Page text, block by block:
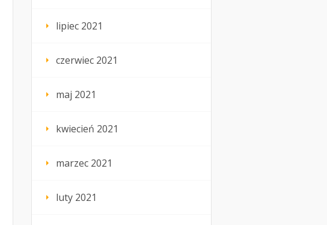
lipiec 2021
czerwiec 2021
maj 2021
kwiecień 2021
marzec 2021
luty 2021